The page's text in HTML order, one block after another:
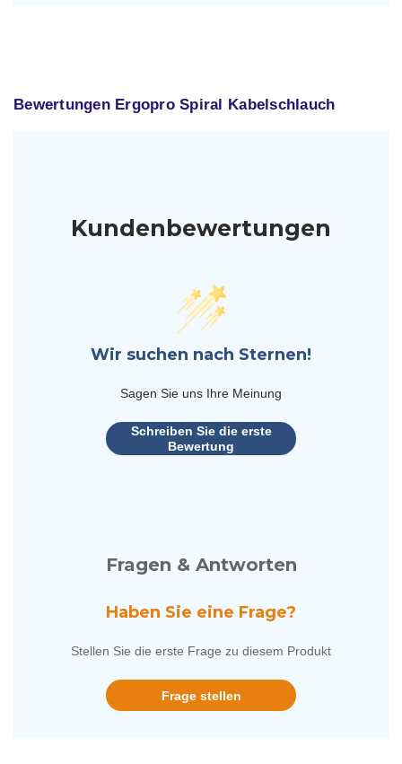
Bewertungen Ergopro Spiral Kabelschlauch
Kundenbewertungen
Wir suchen nach Sternen!
Sagen Sie uns Ihre Meinung
Schreiben Sie die erste
Bewertung
Fragen & Antworten
Haben Sie eine Frage?
Stellen Sie die erste Frage zu diesem Produkt
Frage stellen